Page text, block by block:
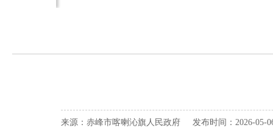
来源：赤峰市喀喇沁旗人民政府 发布时间：2026-